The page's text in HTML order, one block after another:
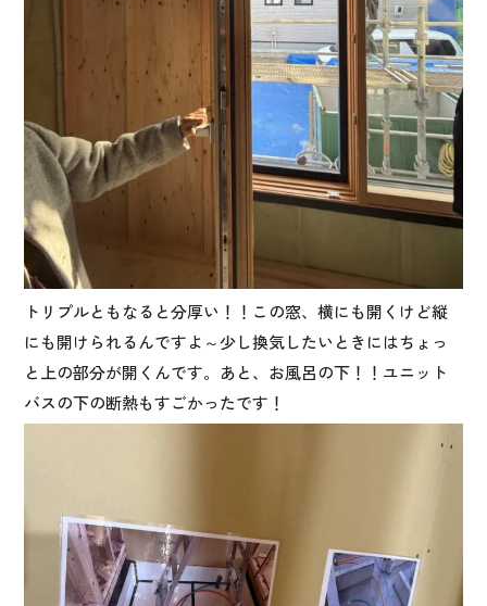
トリプルともなると分厚い！！この窓、横にも開くけど縦
にも開けられるんですよ～少し換気したいときにはちょっ
と上の部分が開くんです。あと、お風呂の下！！ユニット
バスの下の断熱もすごかったです！